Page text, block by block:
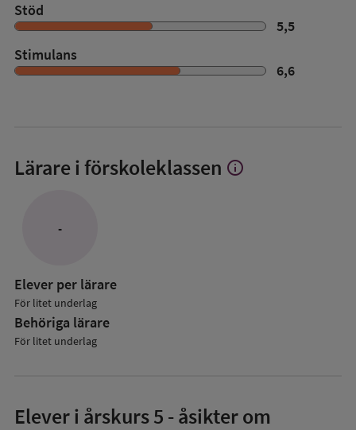
Stöd
5,5
Stimulans
6,6
Lärare i förskoleklassen Visa
info
-
Elever per lärare
För litet underlag
Behöriga lärare
För litet underlag
Elever i årskurs 5 - åsikter om